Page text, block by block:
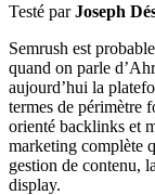
Testé parJoseph
Semrush est
quand on parle
aujourd’hui la
termes de périmètre
orienté backlinks et
marketing complète
gestion de contenu,
display.